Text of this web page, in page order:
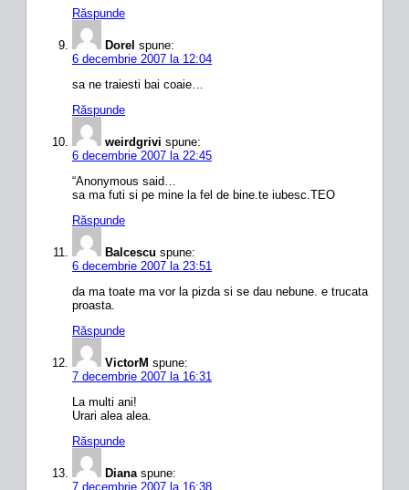
Răspunde
Dorel spune:
6 decembrie 2007 la 12:04
sa ne traiesti bai coaie…
Răspunde
weirdgrivi spune:
6 decembrie 2007 la 22:45
“Anonymous said…
sa ma futi si pe mine la fel de bine.te iubesc.TEO
Răspunde
Balcescu spune:
6 decembrie 2007 la 23:51
da ma toate ma vor la pizda si se dau nebune. e trucata
proasta.
Răspunde
VictorM spune:
7 decembrie 2007 la 16:31
La multi ani!
Urari alea alea.
Răspunde
Diana spune:
7 decembrie 2007 la 16:38